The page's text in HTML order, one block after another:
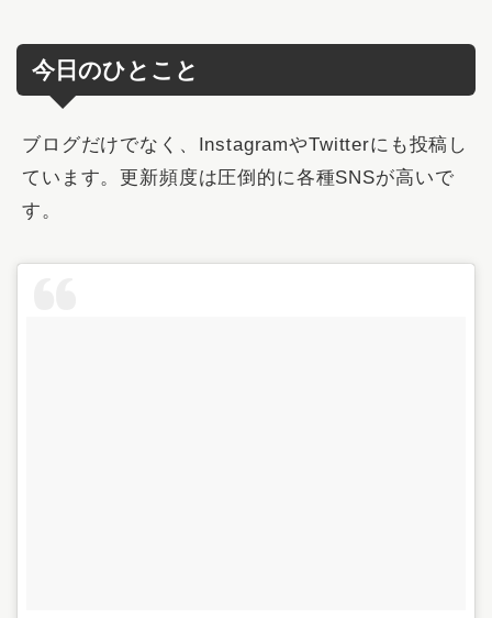
今日のひとこと
ブログだけでなく、InstagramやTwitterにも投稿し
ています。更新頻度は圧倒的に各種SNSが高いで
す。